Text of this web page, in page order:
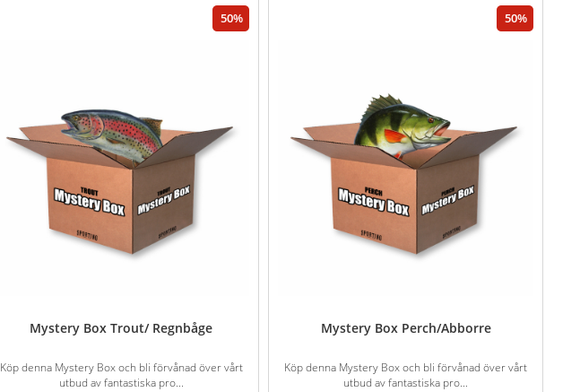
50
Mystery Box Trout/ Regnbåge
Köp denna Mystery Box och bli förvånad över vårt
utbud av fantastiska pro...
50
Mystery Box Perch/Abborre
Köp denna Mystery Box och bli förvånad över vårt
utbud av fantastiska pro...